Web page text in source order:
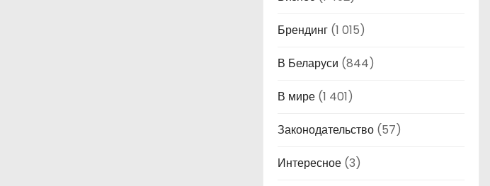
Брендинг (1 015)
В Беларуси (844)
В мире (1 401)
Законодательство (57)
Интересное (3)